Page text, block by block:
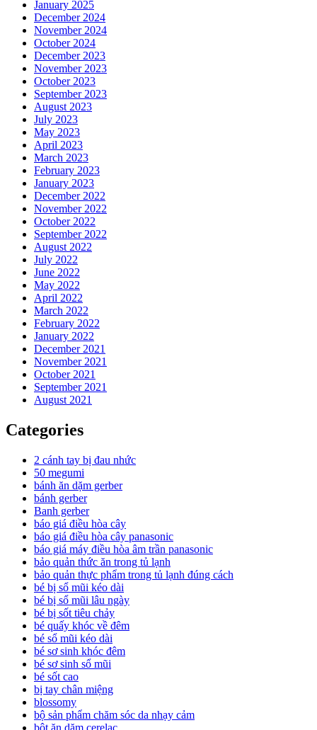
January 2025
December 2024
November 2024
October 2024
December 2023
November 2023
October 2023
September 2023
August 2023
July 2023
May 2023
April 2023
March 2023
February 2023
January 2023
December 2022
November 2022
October 2022
September 2022
August 2022
July 2022
June 2022
May 2022
April 2022
March 2022
February 2022
January 2022
December 2021
November 2021
October 2021
September 2021
August 2021
Categories
2 cánh tay bị đau nhức
50 megumi
bánh ăn dặm gerber
bánh gerber
Banh gerber
báo giá điều hòa cây
báo giá điều hòa cây panasonic
báo giá máy điều hòa âm trần panasonic
bảo quản thức ăn trong tủ lạnh
bảo quản thực phẩm trong tủ lạnh đúng cách
bé bị sổ mũi kéo dài
bé bị sổ mũi lâu ngày
bé bị sốt tiêu chảy
bé quấy khóc về đêm
bé sổ mũi kéo dài
bé sơ sinh khóc đêm
bé sơ sinh sổ mũi
bé sốt cao
bị tay chân miệng
blossomy
bộ sản phẩm chăm sóc da nhạy cảm
bột ăn dặm cerelac